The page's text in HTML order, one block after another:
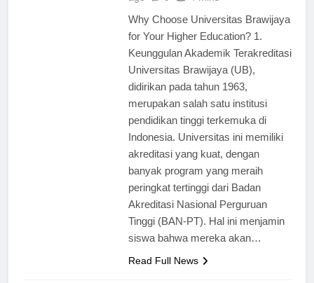
Why Choose Universitas Brawijaya
for Your Higher Education? 1.
Keunggulan Akademik Terakreditasi
Universitas Brawijaya (UB),
didirikan pada tahun 1963,
merupakan salah satu institusi
pendidikan tinggi terkemuka di
Indonesia. Universitas ini memiliki
akreditasi yang kuat, dengan
banyak program yang meraih
peringkat tertinggi dari Badan
Akreditasi Nasional Perguruan
Tinggi (BAN-PT). Hal ini menjamin